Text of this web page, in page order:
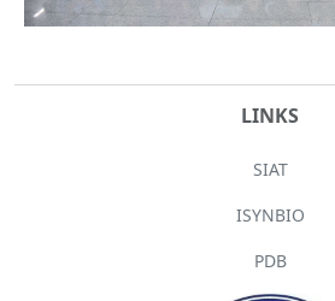
LINKS
SIAT
ISYNBIO
PDB